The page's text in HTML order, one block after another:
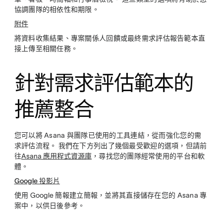
協調團隊的相依性和期限。
附件
將資料收集結果、專案關係人回饋或最終需求評估報告範本直
接上傳至相關任務。
針對需求評估範本的
推薦整合
您可以將 Asana 與團隊已使用的工具連結，從而強化您的需
求評估流程。 我們在下方列出了幾個最受歡迎的選項，但請前
往Asana 應用程式資源庫，尋找您的團隊經常使用的平台和軟
體。
Google 投影片
使用 Google 簡報建立簡報，並將其直接儲存在您的 Asana 專
案中，以供日後參考。